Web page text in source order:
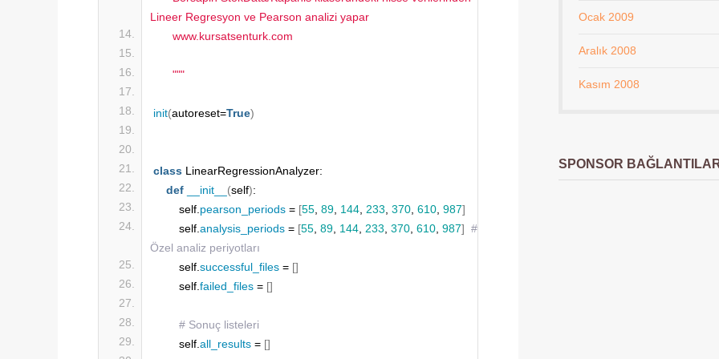
Lineer Regresyon ve Pearson analizi yapar
      www.kursatsenturk.com
      "
""
init(autoreset=True)
class LinearRegressionAnalyzer:
def
__init__ (self):
        self.
pearson_periods = [55 89 144 233 370 610 987]
        self.
analysis_periods = [55 89 144 233 370 610 987] #
Özel analiz periyotları
        self.
successful_files = []
        self.
failed_files = []
# Sonuç listeleri
        self.
all_results = []
Ocak 2009
Aralık 2008
Kasım 2008
SPONSOR